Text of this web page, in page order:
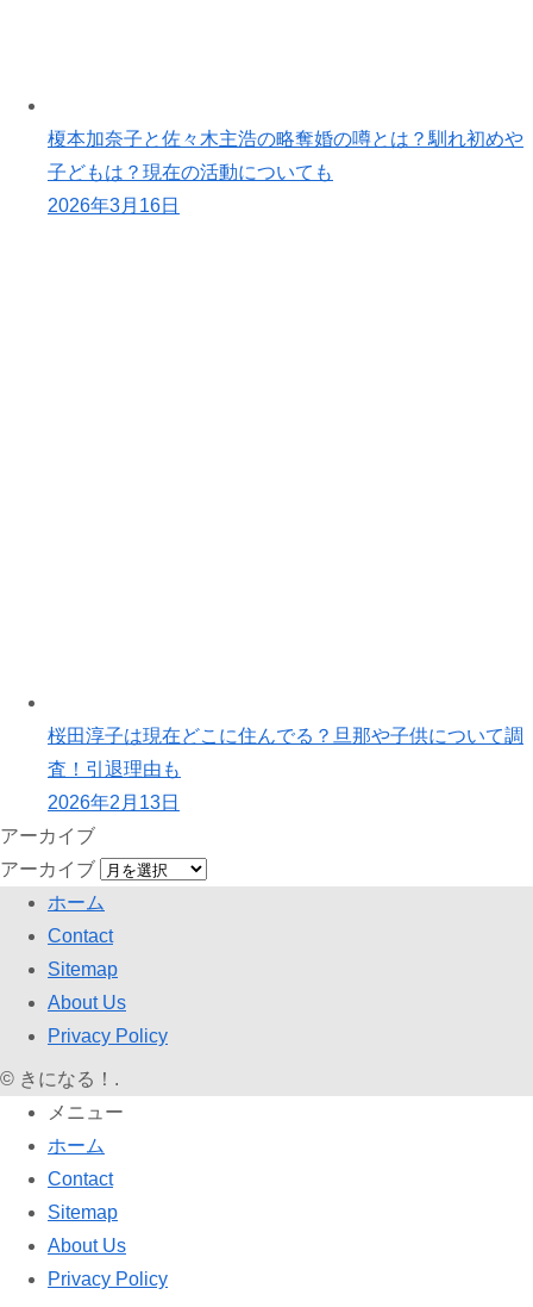
榎本加奈子と佐々木主浩の略奪婚の噂とは？馴れ初めや
子どもは？現在の活動についても
2026年3月16日
桜田淳子は現在どこに住んでる？旦那や子供について調
査！引退理由も
2026年2月13日
アーカイブ
アーカイブ
ホーム
Contact
Sitemap
About Us
Privacy Policy
© きになる！.
メニュー
ホーム
Contact
Sitemap
About Us
Privacy Policy